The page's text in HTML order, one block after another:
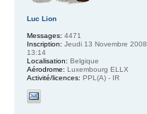
Luc Lion
Messages: 4471
Inscription: Jeudi 13 Novembre 2008
13:14
Localisation: Belgique
Aérodrome: Luxembourg ELLX
Activité/licences: PPL(A) - IR